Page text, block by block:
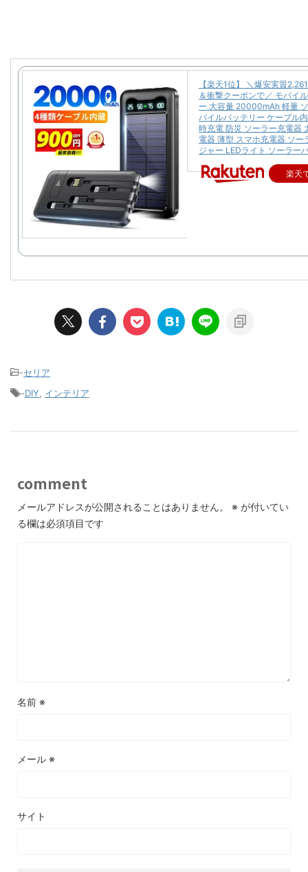
【楽天1位】 ＼爆安実質
＆衝撃クーポンで／ モバイ
ー 大容量 20000mAh 軽量
バイルバッテリー ケーブル
時充電 防災 ソーラー充電器
電器 薄型 スマホ充電器 ソー
ジャー LEDライト ソーラー
楽天
-セリア
-DIY, インテリア
comment
メールアドレスが公開されることはありません。 ※ が付いてい
る欄は必須項目です
名前 ※
メール ※
サイト